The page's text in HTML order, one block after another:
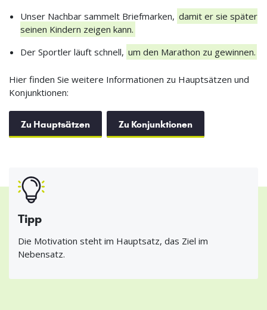
Unser Nachbar sammelt Briefmarken, damit er sie später
seinen Kindern zeigen kann.
Der Sportler läuft schnell, um den Marathon zu gewinnen.
Hier finden Sie weitere Informationen zu Hauptsätzen und
Konjunktionen:
Zu Hauptsätzen Zu Konjunktionen
Tipp
Die Motivation steht im Hauptsatz, das Ziel im
Nebensatz.